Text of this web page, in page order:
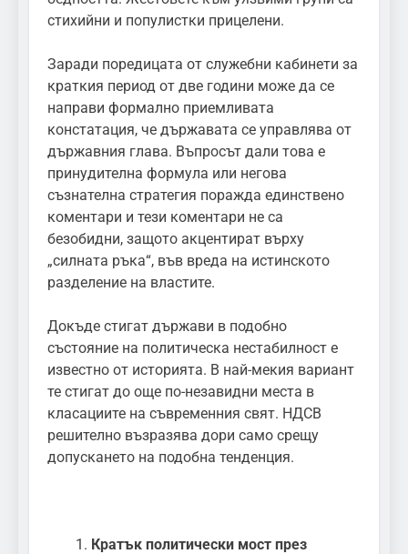
стихийни и популистки прицелени.
Заради поредицата от служебни кабинети за
краткия период от две години може да се
направи формално приемливата
констатация, че държавата се управлява от
държавния глава. Въпросът дали това е
принудителна формула или негова
съзнателна стратегия поражда единствено
коментари и тези коментари не са
безобидни, защото акцентират върху
„силната ръка“, във вреда на истинското
разделение на властите.
Докъде стигат държави в подобно
състояние на политическа нестабилност е
известно от историята. В най-мекия вариант
те стигат до още по-незавидни места в
класациите на съвременния свят. НДСВ
решително възразява дори само срещу
допускането на подобна тенденция.
Кратък политически мост през